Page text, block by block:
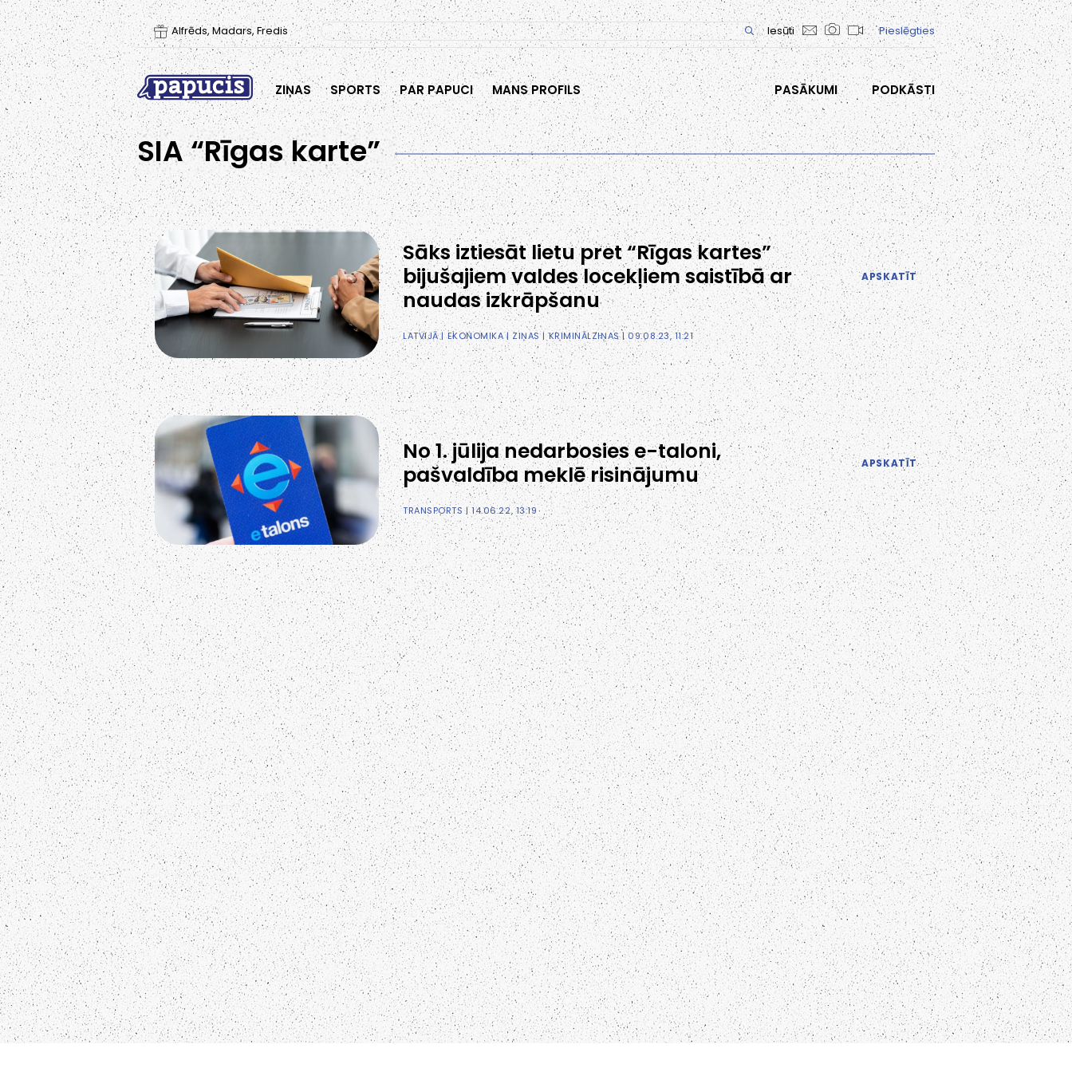
Alfrēds, Madars, Fredis Iesūti Pieslēgties
ZIŅAS SPORTS PAR PAPUCI MANS PROFILS PASĀKUMI PODKĀSTI
SIA “Rīgas karte”
Sāks iztiesāt lietu pret “Rīgas kartes”
bijušajiem valdes locekļiem saistībā ar
naudas izkrāpšanu
APSKATĪT
LATVIJĀ|EKONOMIKA| ZIŅAS|KRIMINĀLZIŅAS| 09.08.23, 11:21
No 1. jūlija nedarbosies e-taloni,
pašvaldība meklē risinājumu
APSKATĪT
TRANSPORTS| 14.06.22, 13:19